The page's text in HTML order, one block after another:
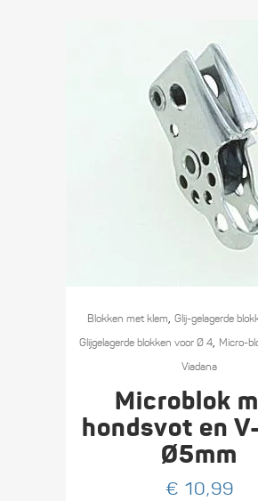
Blokken met klem, Glij-gelagerde
Glijgelagerde blokken voor Ø 4, Micro-
Viadana
Microblok
hondsvot en
Ø5mm
€ 10,99